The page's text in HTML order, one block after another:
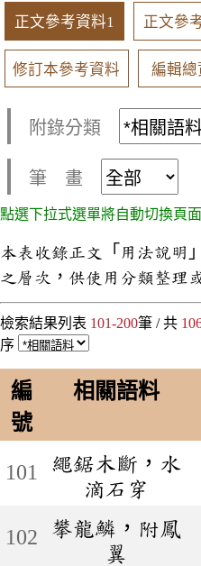
正文參考資料1 正文參
修訂本參考資料 編輯總
附錄分類
筆 畫
點選下拉式選單將自動切換頁面
本表收錄正文「用法說明
之層次，供使用分類整理
檢索結果列表 101-200筆 / 共
序
編
號
相關語料
101
繩鋸木斷，水
滴石穿
102
攀龍鱗，附鳳
翼